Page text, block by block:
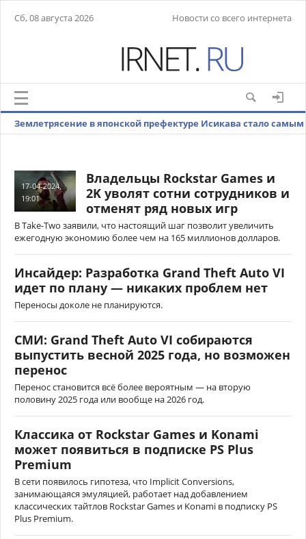
Сб, 08 августа 2026 Новости со всего интернета
Землетрясение в японской префектуре Исикава стало самым
17-04-2024,
19:01
Владельцы Rockstar Games и
2K уволят сотни сотрудников и
отменят ряд новых игр
В Take-Two заявили, что настоящий шаг позволит увеличить
ежегодную экономию более чем на 165 миллионов долларов.
Инсайдер: Разработка Grand Theft Auto VI
идет по плану — никаких проблем нет
Переносы доколе не планируются.
СМИ: Grand Theft Auto VI собираются
выпустить весной 2025 года, но возможен
перенос
Перенос становится всё более вероятным — на вторую
половину 2025 года или вообще на 2026 год.
Классика от Rockstar Games и Konami
может появиться в подписке PS Plus
Premium
В сети появилось гипотеза, что Implicit Conversions,
занимающаяся эмуляцией, работает над добавлением
классических тайтлов Rockstar Games и Konami в подписку PS
Plus Premium.